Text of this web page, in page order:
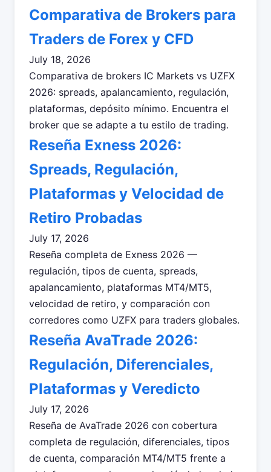
Comparativa de Brokers para
Traders de Forex y CFD
July 18, 2026
Comparativa de brokers IC Markets vs UZFX
2026: spreads, apalancamiento, regulación,
plataformas, depósito mínimo. Encuentra el
broker que se adapte a tu estilo de trading.
Reseña Exness 2026:
Spreads, Regulación,
Plataformas y Velocidad de
Retiro Probadas
July 17, 2026
Reseña completa de Exness 2026 —
regulación, tipos de cuenta, spreads,
apalancamiento, plataformas MT4/MT5,
velocidad de retiro, y comparación con
corredores como UZFX para traders globales.
Reseña AvaTrade 2026:
Regulación, Diferenciales,
Plataformas y Veredicto
July 17, 2026
Reseña de AvaTrade 2026 con cobertura
completa de regulación, diferenciales, tipos
de cuenta, comparación MT4/MT5 frente a